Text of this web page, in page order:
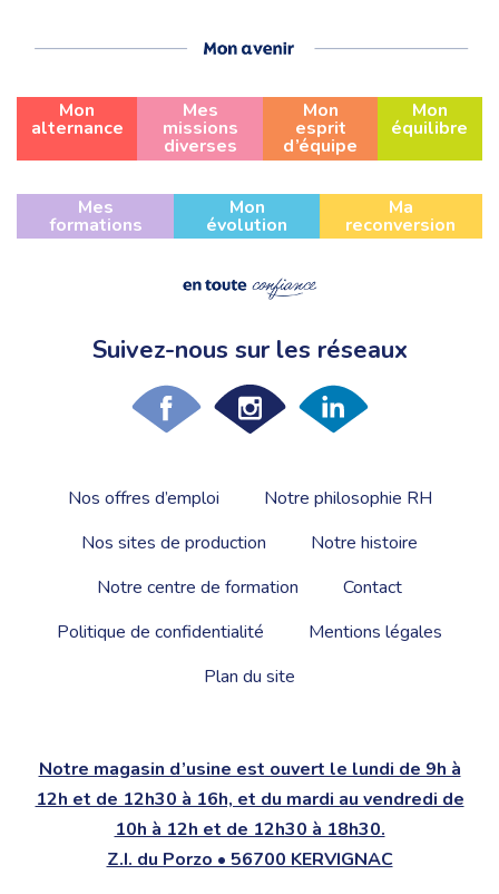
Mon
alternance
Mes
missions
diverses
Mon
esprit
d’équipe
Mon
équilibre
Mes
formations
Mon
évolution
Ma
reconversion
Suivez-nous sur les réseaux
Nos offres d’emploi
Notre philosophie RH
Nos sites de production
Notre histoire
Notre centre de formation
Contact
Politique de confidentialité
Mentions légales
Plan du site
Notre magasin d’usine est ouvert le lundi de 9h à
12h et de 12h30 à 16h, et du mardi au vendredi de
10h à 12h et de 12h30 à 18h30.
Z.I. du Porzo • 56700 KERVIGNAC